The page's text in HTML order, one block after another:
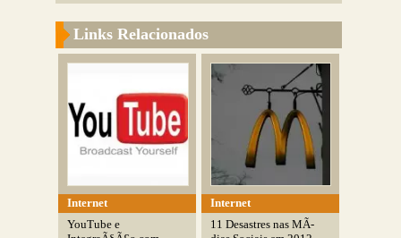
Links Relacionados
Internet
YouTube e
Internet
11 Desastres nas MÃ­